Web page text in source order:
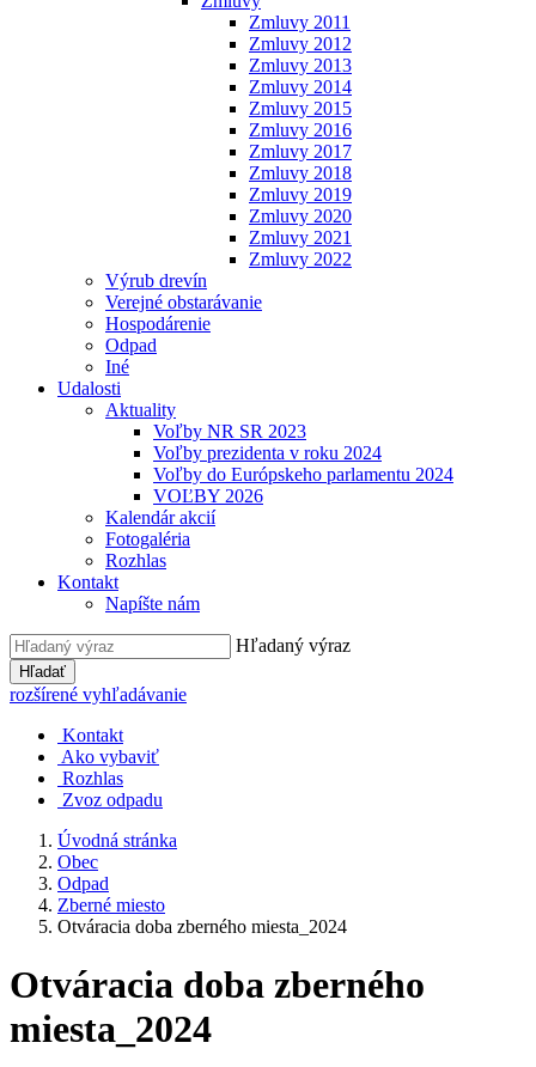
Zmluvy 2011
Zmluvy 2012
Zmluvy 2013
Zmluvy 2014
Zmluvy 2015
Zmluvy 2016
Zmluvy 2017
Zmluvy 2018
Zmluvy 2019
Zmluvy 2020
Zmluvy 2021
Zmluvy 2022
Výrub drevín
Verejné obstarávanie
Hospodárenie
Odpad
Iné
Udalosti
Aktuality
Voľby NR SR 2023
Voľby prezidenta v roku 2024
Voľby do Európskeho parlamentu 2024
VOĽBY 2026
Kalendár akcií
Fotogaléria
Rozhlas
Kontakt
Napíšte nám
Hľadaný výraz
Hľadať
rozšírené vyhľadávanie
Kontakt
Ako vybaviť
Rozhlas
Zvoz odpadu
Úvodná stránka
Obec
Odpad
Zberné miesto
Otváracia doba zberného miesta_2024
Otváracia doba zberného
miesta_2024